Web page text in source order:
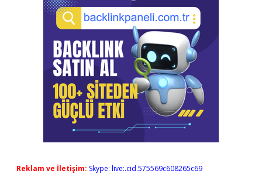
Reklam ve İletişim: Skype: live:.cid.575569c608265c69